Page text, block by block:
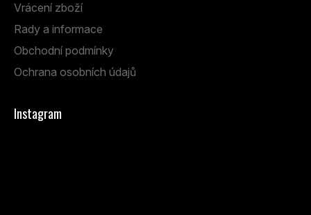
Vrácení zboží
Rady a informace
Obchodní podmínky
Ochrana osobních údajů
Instagram